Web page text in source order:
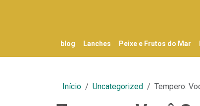
blog Lanches Peixe e Frutos do Mar
Início Uncategorized Tempero: